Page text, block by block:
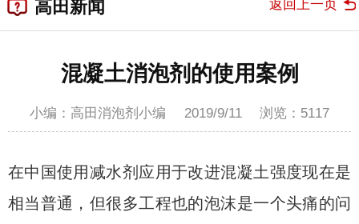
高田新闻 返回上一页
混凝土消泡剂的使用案例
小编：高田消泡剂小编 2019/9/11 浏览： 5117
在中国使用减水剂应用于改进混凝土强度现在是
相当普通，但很多工程也的泡沫是一个头痛的问